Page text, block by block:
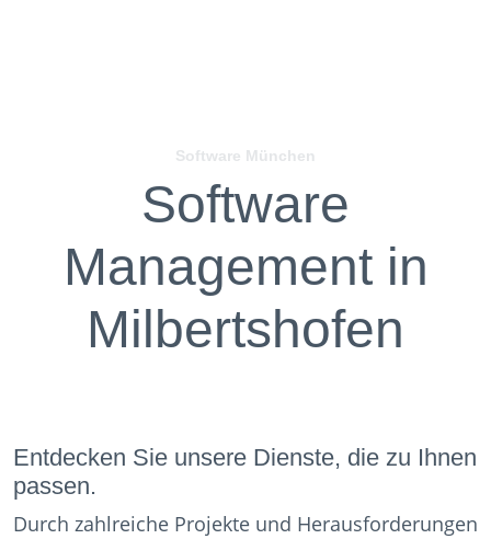
Software München
Software
Management in
Milbertshofen
Entdecken Sie unsere Dienste, die zu Ihnen
passen.
Durch zahlreiche Projekte und Herausforderungen